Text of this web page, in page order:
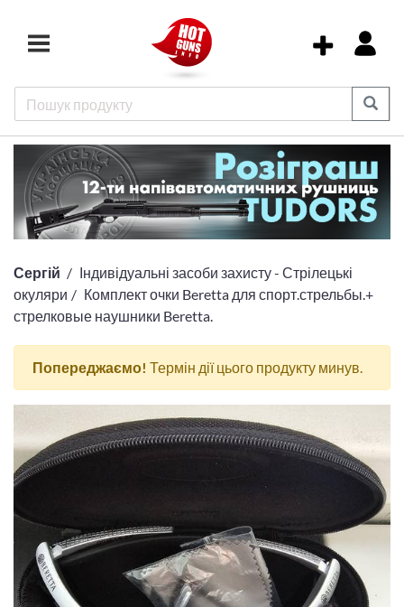
Сергій
Індивідуальні засоби захисту - Стрілецькі
окуляри
Комплект очки Beretta для спорт.стрельбы.+
стрелковые наушники Beretta.
Попереджаємо! Термін дії цього продукту минув.